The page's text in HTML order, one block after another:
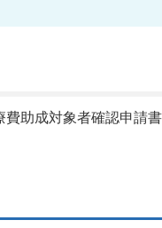
助成対象者確認申請